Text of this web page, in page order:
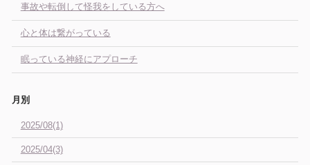
事故や転倒して怪我をしている方へ
心と体は繋がっている
眠っている神経にアプローチ
月別
2025/08(1)
2025/04(3)